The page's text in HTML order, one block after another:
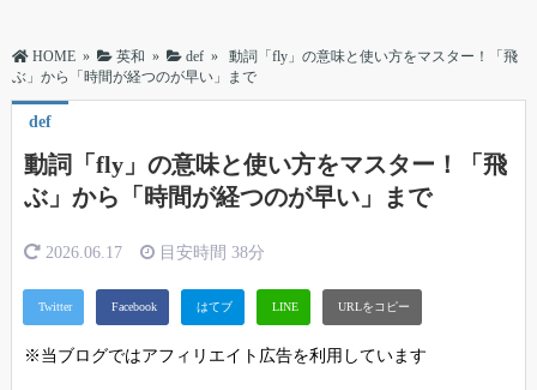
HOME » 英和 » def »
動詞「fly」の意味と使い方をマスター！「飛
ぶ」から「時間が経つのが早い」まで
def
動詞「fly」の意味と使い方をマスター！「飛
ぶ」から「時間が経つのが早い」まで
2026.06.17 目安時間 38分
※当ブログではアフィリエイト広告を利用しています